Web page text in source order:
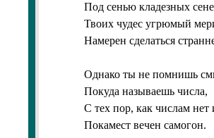
Под сенью кладезных
Твоих чудес угрюмый
Намерен сделаться
Однако ты не помнишь
Покуда называешь числа,
С тех пор, как числам нет
Покамест вечен самогон.